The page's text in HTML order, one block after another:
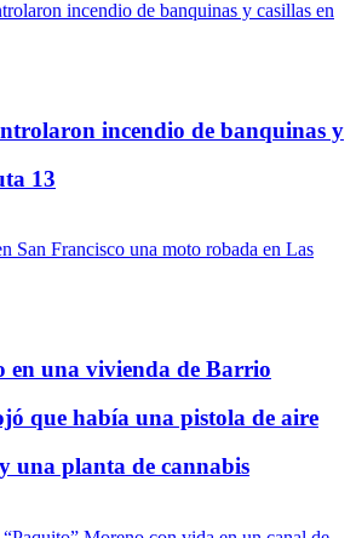
incendio de banquinas y
13
en una vivienda de Barrio
que había una pistola de aire
una planta de cannabis